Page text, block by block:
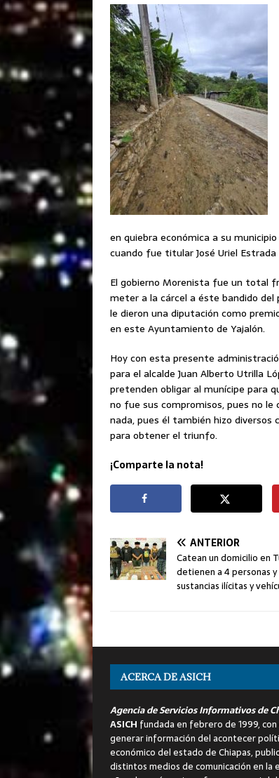
en quiebra económica a su
cuando fue titular José Uriel
El gobierno Morenista fue un total
meter a la cárcel a éste bandido del
le dieron una diputación como
en este Ayuntamiento de Yajalón.
Hoy con esta presente
para el alcalde Juan Alberto Utrilla
pretenden obligar al munícipe para
no fue sus compromisos, pues no le
nada, pues él también hizo
para obtener el triunfo.
¡Comparte la nota!
ANTERIOR
Catean un domicilio en
detienen a 4 personas y
sustancias ilícitas y
ACERCA DE ASICH
Agencia de Servicios Informativos de
ASICH fundada en febrero de 1999,
generar información del acontecer
económico del estado de Chiapas,
distintos medios de comunicación en la